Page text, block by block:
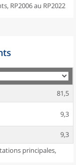
RP2006 au RP2022
81,5
9,3
9,3
principales,